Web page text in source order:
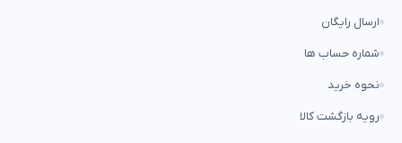
ارسال رایگان
شماره حساب ها
نحوه خرید
رویه بازگشت کالا